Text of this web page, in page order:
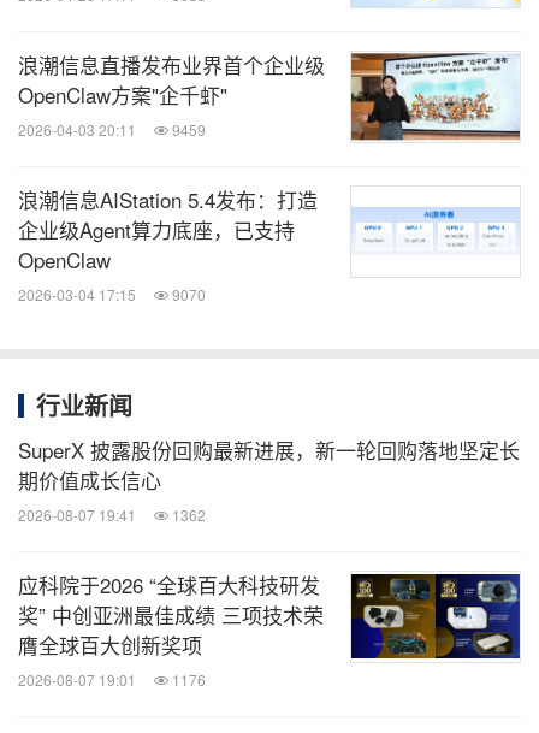
浪潮信息直播发布业界首个企业级
OpenClaw方案"企千虾"
2026-04-03 20:11 9459
浪潮信息AIStation 5.4发布：打造
企业级Agent算力底座，已支持
OpenClaw
2026-03-04 17:15 9070
行业新闻
SuperX 披露股份回购最新进展，新一轮回购落地坚定长
期价值成长信心
2026-08-07 19:41 1362
应科院于2026 “全球百大科技研发
奖” 中创亚洲最佳成绩 三项技术荣
膺全球百大创新奖项
2026-08-07 19:01 1176